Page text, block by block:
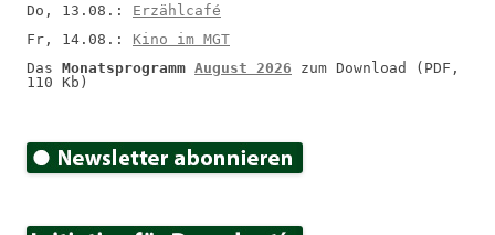
Do, 13.08.: Erzählcafé
Fr, 14.08.: Kino im MGT
Das Monatsprogramm August 2026 zum Download (PDF,
110 Kb)